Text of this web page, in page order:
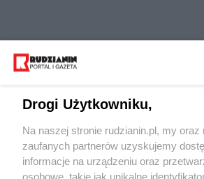
Wydawca mediów lokalnych
Drogi Użytkowniku,
Na naszej stronie rudzianin.pl, my oraz
zaufanych partnerów uzyskujemy
informacje na urządzeniu oraz
osobowe, takie jak unikalne